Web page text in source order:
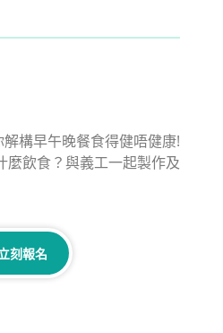
構早午晚餐食得健唔健康!
麼飲食？與義工一起製作及
刻報名